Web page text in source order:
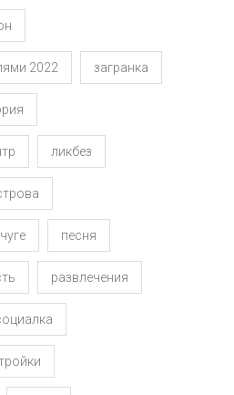
2022 загранка
ликбез
песня
развлечения